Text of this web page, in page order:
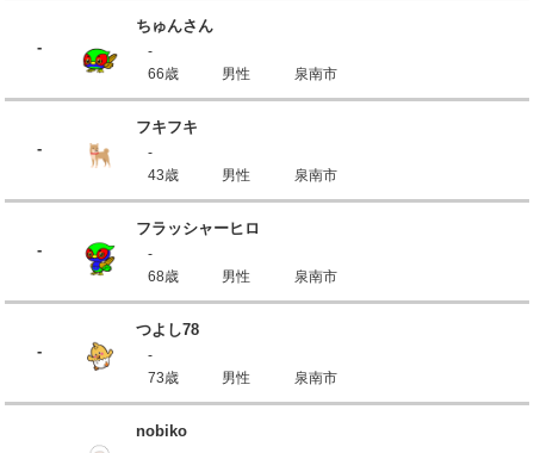
-
ちゅんさん
-
66歳
男性 泉南市
-
フキフキ
-
43歳
男性 泉南市
-
フラッシャーヒロ
-
68歳
男性 泉南市
-
つよし78
-
73歳
男性 泉南市
nobiko